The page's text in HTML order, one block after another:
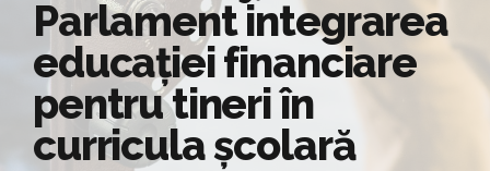
Parlament integrarea
educației financiare
pentru tineri în
curricula școlară